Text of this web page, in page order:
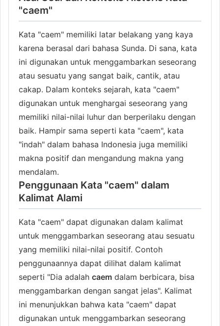
"caem"
Kata "caem" memiliki latar belakang yang kaya
karena berasal dari bahasa Sunda. Di sana, kata
ini digunakan untuk menggambarkan seseorang
atau sesuatu yang sangat baik, cantik, atau
cakap. Dalam konteks sejarah, kata "caem"
digunakan untuk menghargai seseorang yang
memiliki nilai-nilai luhur dan berperilaku dengan
baik. Hampir sama seperti kata "caem", kata
"indah" dalam bahasa Indonesia juga memiliki
makna positif dan mengandung makna yang
mendalam.
Penggunaan Kata "caem" dalam
Kalimat Alami
Kata "caem" dapat digunakan dalam kalimat
untuk menggambarkan seseorang atau sesuatu
yang memiliki nilai-nilai positif. Contoh
penggunaannya dapat dilihat dalam kalimat
seperti "Dia adalah caem dalam berbicara, bisa
menggambarkan dengan sangat jelas". Kalimat
ini menunjukkan bahwa kata "caem" dapat
digunakan untuk menggambarkan seseorang